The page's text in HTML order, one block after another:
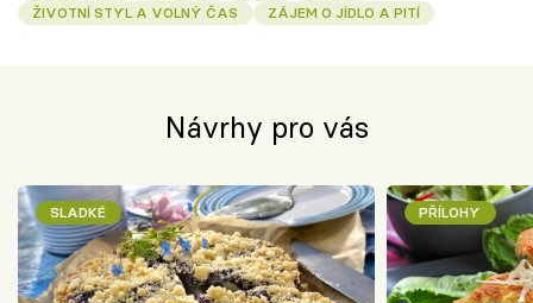
ŽIVOTNÍ STYL A VOLNÝ ČAS
ZÁJEM O JÍDLO A PITÍ
Návrhy pro vás
SLADKÉ PŘÍLOHY